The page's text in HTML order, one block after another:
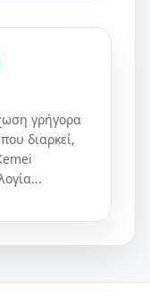
γρήγορα
διαρκεί,